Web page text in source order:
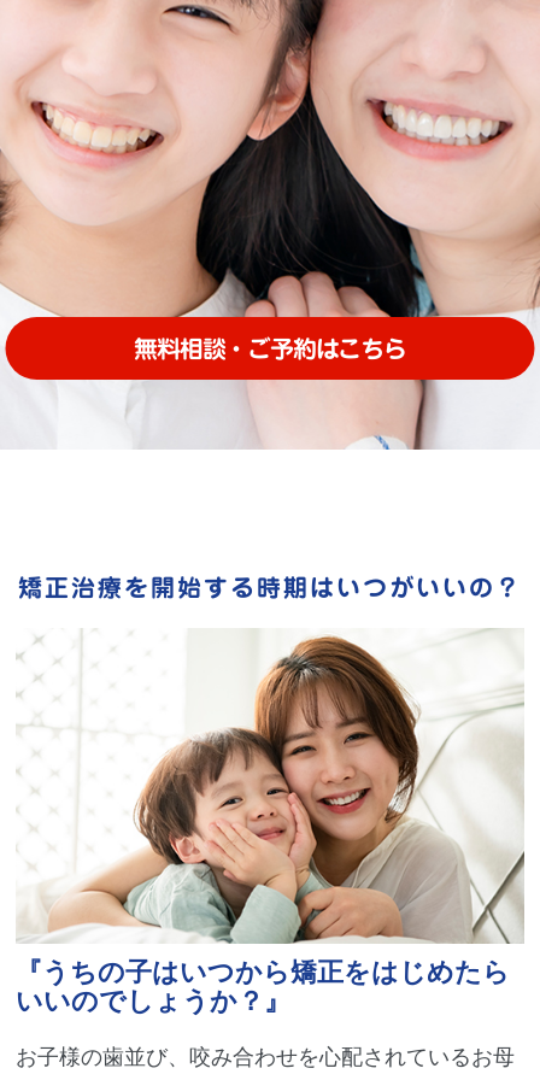
無料相談・ご予約はこちら
矯正治療を開始する時期はいつがいいの？
『うちの子はいつから矯正をはじめたら
いいのでしょうか？』
お子様の歯並び、咬み合わせを心配されているお母